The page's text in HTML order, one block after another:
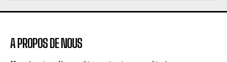
A PROPOS DE NOUS